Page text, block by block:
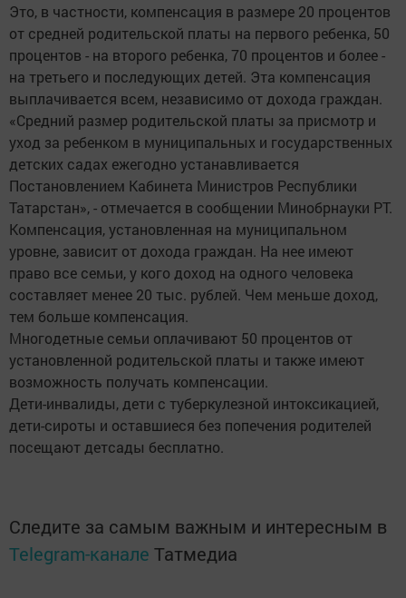
Это, в частности, компенсация в размере 20 процентов
от средней родительской платы на первого ребенка, 50
процентов - на второго ребенка, 70 процентов и более -
на третьего и последующих детей. Эта компенсация
выплачивается всем, независимо от дохода граждан.
«Средний размер родительской платы за присмотр и
уход за ребенком в муниципальных и государственных
детских садах ежегодно устанавливается
Постановлением Кабинета Министров Республики
Татарстан», - отмечается в сообщении Минобрнауки РТ.
Компенсация, установленная на муниципальном
уровне, зависит от дохода граждан. На нее имеют
право все семьи, у кого доход на одного человека
составляет менее 20 тыс. рублей. Чем меньше доход,
тем больше компенсация.
Многодетные семьи оплачивают 50 процентов от
установленной родительской платы и также имеют
возможность получать компенсации.
Дети-инвалиды, дети с туберкулезной интоксикацией,
дети-сироты и оставшиеся без попечения родителей
посещают детсады бесплатно.
Следите за самым важным и интересным в
Telegram-канале Татмедиа